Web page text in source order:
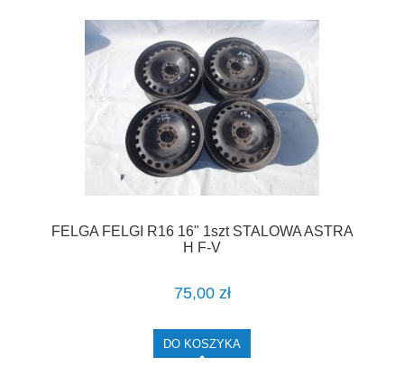
FELGA FELGI R16 16" 1szt STALOWA ASTRA
H F-V
75,00 zł
DO KOSZYKA